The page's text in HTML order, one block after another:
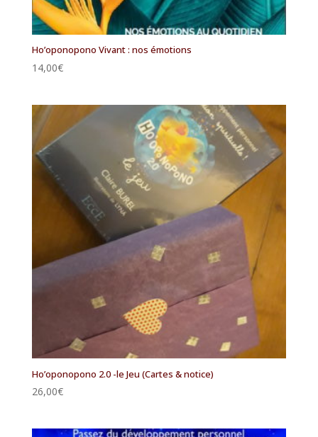
Ho’oponopono Vivant : nos émotions
14,00€
Ho’oponopono 2.0 -le Jeu (Cartes & notice)
26,00€